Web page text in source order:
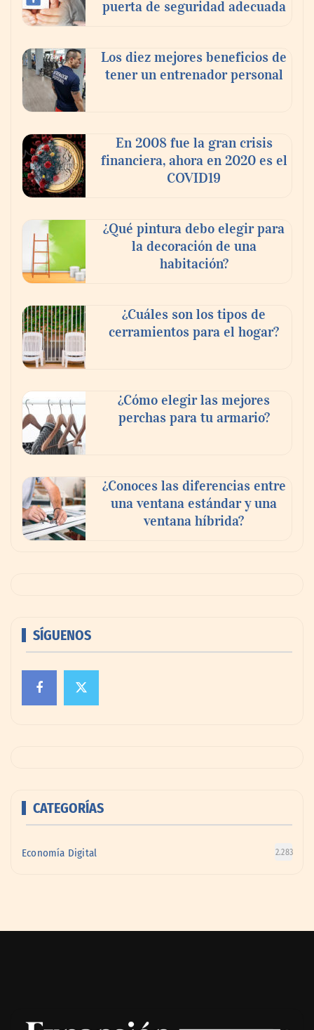
‘El ransomware se puede vencer. No
Ricardo Palacio Escobar
puerta de seguridad adecuada
Los diez mejores beneficios de
tener un entrenador personal
En 2008 fue la gran crisis
financiera, ahora en 2020 es el
COVID19
¿Qué pintura debo elegir para
la decoración de una
habitación?
¿Cuáles son los tipos de
cerramientos para el hogar?
¿Cómo elegir las mejores
perchas para tu armario?
¿Conoces las diferencias entre
una ventana estándar y una
ventana híbrida?
SÍGUENOS
CATEGORÍAS
Economía Digital 2.283